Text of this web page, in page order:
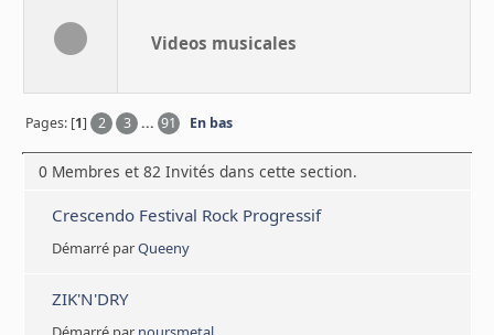
Videos musicales
Pages: [1] 2 3 ...91 En bas
0 Membres et 82 Invités dans cette section.
Crescendo Festival Rock Progressif
Démarré parQueeny
ZIK'N'DRY